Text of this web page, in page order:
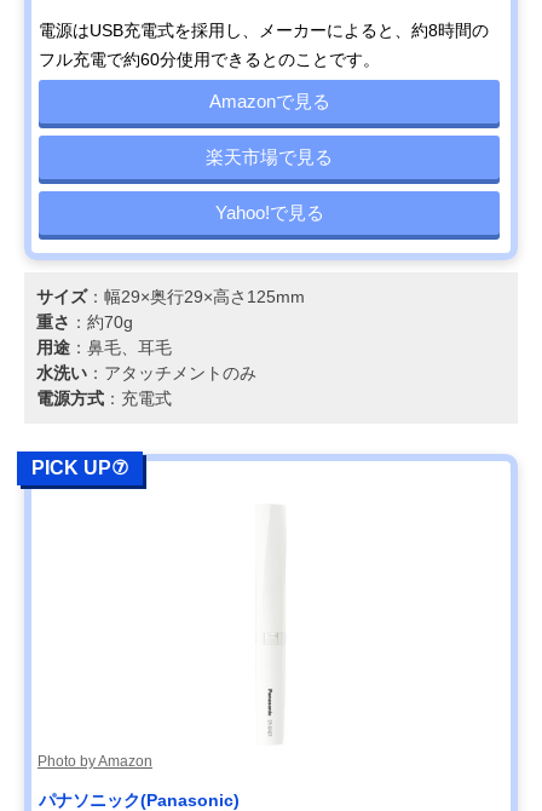
電源はUSB充電式を採用し、メーカーによると、約8時間の
フル充電で約60分使用できるとのことです。
Amazonで見る
楽天市場で見る
Yahoo!で見る
サイズ：幅29×奥行29×高さ125mm
重さ ：約70g
用途 ：鼻毛、耳毛
水洗い ：アタッチメントのみ
電源方式 ：充電式
PICK UP⑦
Photo by Amazon
パナソニック(Panasonic)